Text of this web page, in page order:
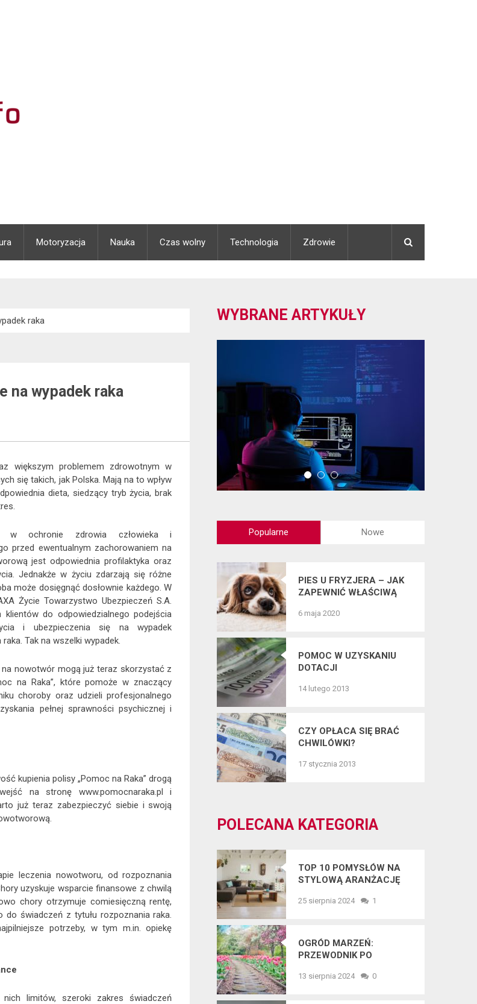
Motoryzacja Nauka Czas wolny Technologia Zdrowie
raka
na wypadek raka
większym problemem zdrowotnym w
się takich, jak Polska. Mają na to wpływ
dieta, siedzący tryb życia, brak
w ochronie zdrowia człowieka i
przed ewentualnym zachorowaniem na
jest odpowiednia profilaktyka oraz
Jednakże w życiu zdarzają się różne
może dosięgnąć dosłownie każdego. W
Życie Towarzystwo Ubezpieczeń S.A.
klientów do odpowiedzialnego podejścia
i ubezpieczenia się na wypadek
Tak na wszelki wypadek.
nowotwór mogą już teraz skorzystać z
na Raka”, które pomoże w znaczący
choroby oraz udzieli profesjonalnego
pełnej sprawności psychicznej i
kupienia polisy „Pomoc na Raka” drogą
na stronę www.pomocnaraka.pl i
już teraz zabezpieczyć siebie i swoją
leczenia nowotworu, od rozpoznania
uzyskuje wsparcie finansowe z chwilą
chory otrzymuje comiesięczną rentę,
świadczeń z tytułu rozpoznania raka.
potrzeby, w tym m.in. opiekę
limitów, szeroki zakres świadczeń
WYBRANE ARTYKUŁY
Popularne Nowe
PIES U FRYZJERA – JAK
ZAPEWNIĆ WŁAŚCIWĄ
CZWORONOGÓW?
6 maja 2020
POMOC W UZYSKANIU
DOTACJI
14 lutego 2013
CZY OPŁACA SIĘ BRAĆ
CHWILÓWKI?
17 stycznia 2013
POLECANA KATEGORIA
TOP 10 POMYSŁÓW NA
STYLOWĄ ARANŻACJĘ
25 sierpnia 2024 1
OGRÓD MARZEŃ:
PRZEWODNIK PO
TRENDACH
13 sierpnia 2024 0